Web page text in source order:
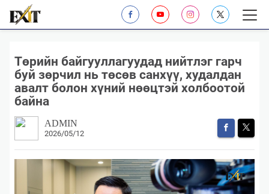
​Төрийн байгууллагуудад нийтлэг гарч
буй зөрчил нь төсөв санхүү, худалдан
авалт болон хүний нөөцтэй холбоотой
байна
ADMIN
2026/05/12